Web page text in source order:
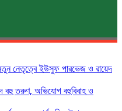
নতুন নেতৃত্বে ইউসুফ পারভেজ ও রায়েদ
বহু তরুণ, অভিযোগ বহুবিবাহ ও